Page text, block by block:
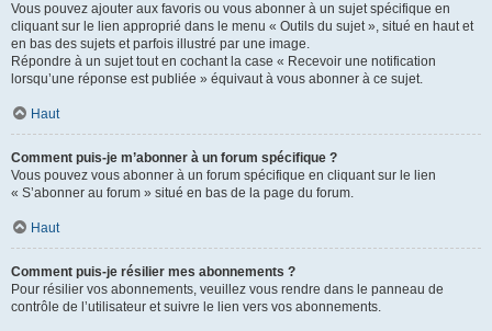
Vous pouvez ajouter aux favoris ou vous abonner à un sujet spécifique en
cliquant sur le lien approprié dans le menu « Outils du sujet », situé en haut et
en bas des sujets et parfois illustré par une image.
Répondre à un sujet tout en cochant la case « Recevoir une notification
lorsqu’une réponse est publiée » équivaut à vous abonner à ce sujet.
Haut
Comment puis-je m’abonner à un forum spécifique ?
Vous pouvez vous abonner à un forum spécifique en cliquant sur le lien
« S’abonner au forum » situé en bas de la page du forum.
Haut
Comment puis-je résilier mes abonnements ?
Pour résilier vos abonnements, veuillez vous rendre dans le panneau de
contrôle de l’utilisateur et suivre le lien vers vos abonnements.